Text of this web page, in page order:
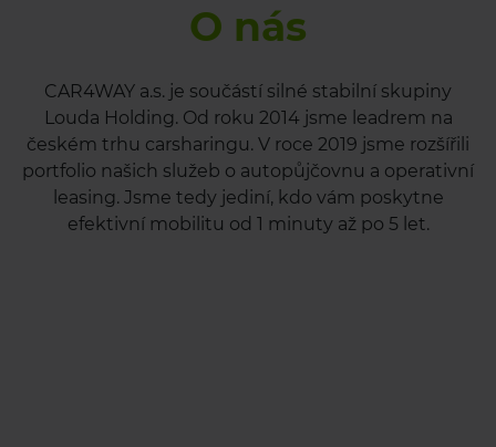
O nás
CAR4WAY a.s. je součástí silné stabilní skupiny
Louda Holding. Od roku 2014 jsme leadrem na
českém trhu carsharingu. V roce 2019 jsme rozšířili
portfolio našich služeb o autopůjčovnu a operativní
leasing. Jsme tedy jediní, kdo vám poskytne
efektivní mobilitu od 1 minuty až po 5 let.